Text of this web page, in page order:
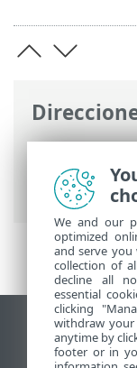
Ayuda en
Security >
Análisis de
Ver sitio
End of Life
We and our
optimized
and serve you
collection of
decline all
essential
clicking
withdraw your
anytime by
footer or in